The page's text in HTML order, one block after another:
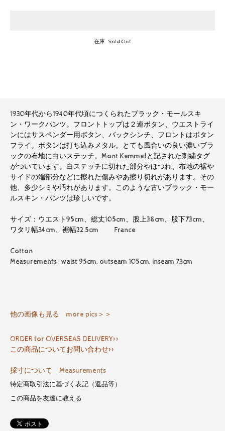
在庫 Sold Out
1930年代から1940年代頃につくられたブラック・モールスキ
ン・ワークパンツ。フロントトップは２連ボタン、ウエストライ
ンにはサスペンダー用ボタン、バックシンチ、フロントはボタン
フライ。ボタンは打ち込みメタル。とても風合いの良い濃いブラ
ックの布地に白いステッチ。Mont Kemmelと記された刺繍タグ
がついています。白ステッチに切れた部分やほつれ、布地の裾や
サイドの端部分などに擦れた傷みやあ擦り切れがあります。その
他、多少シミや汚れがあります。このような古いブラック・モー
ルスキン・パンツは珍しいです。
サイズ：ウエスト95cm、総丈105cm、股上38cm、股下73cm、
ワタリ幅34cm、裾幅22.5cm France
Cotton
Measurements : waist 95cm, outseam 105cm, inseam 73cm
他の画像も見る more pics＞＞
ORDER for OVERSEAS DELIVERY>>
この商品についてお問い合わせ>>
採寸について Measurements
特定商取引法に基づく表記（返品等）
この商品を友達に教える